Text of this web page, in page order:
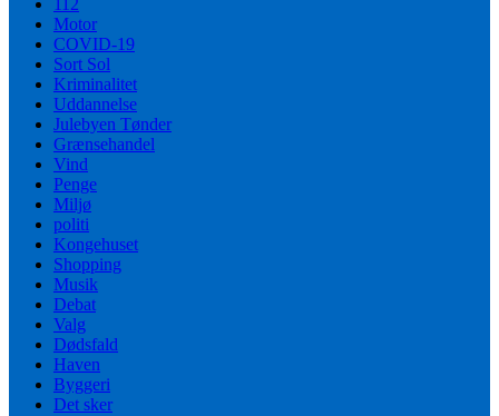
112
Motor
COVID-19
Sort Sol
Kriminalitet
Uddannelse
Julebyen Tønder
Grænsehandel
Vind
Penge
Miljø
politi
Kongehuset
Shopping
Musik
Debat
Valg
Dødsfald
Haven
Byggeri
Det sker